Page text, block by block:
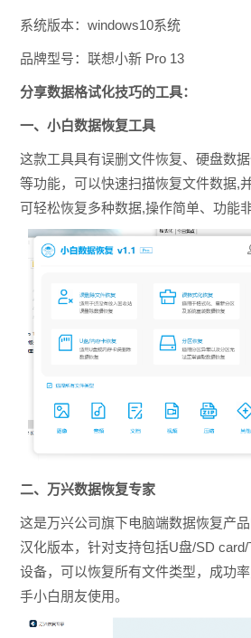
系统版本：windows10系统
品牌型号：联想小新 Pro 13
分享数据格试化技巧的工具：
一、小白数据恢复工具
这款工具具有误删文件恢复、硬盘数
等功能，可以快速扫描恢复文件数据,
可轻松恢复多种数据,操作简单、功能非
二、万兴数据恢复专家
这是万兴公司旗下电脑端数据恢复产
汉化版本，针对支持包括U盘/SD
设备，可以恢复所有文件类型，成功
手小白朋友使用。